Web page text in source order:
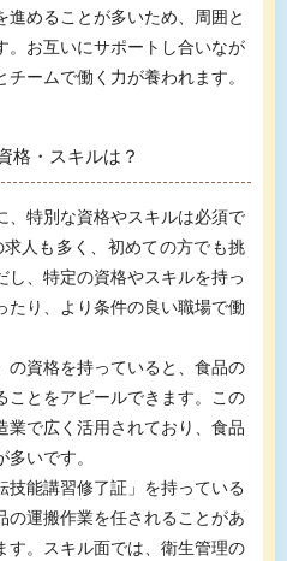
めることが多いため、周囲と
。お互いにサポートし合いなが
ームで働く力が養われます。
格・スキルは？
、特別な資格やスキルは必須で
人も多く、初めての方でも挑
、特定の資格やスキルを持っ
たり、より条件の良い職場で働
の資格を持っていると、食品の
ことをアピールできます。この
業で広く活用されており、食品
いです。
技能講習修了証」を持っている
の運搬作業を任されることがあ
す。スキル面では、衛生管理の